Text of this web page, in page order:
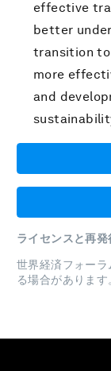
effective
better
transition
more
and
ライセンスと再発
世界経済フォーラ
る場合があります